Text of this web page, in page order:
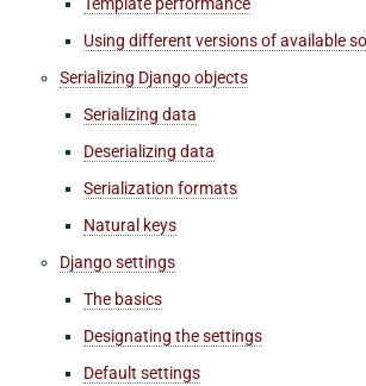
Using different versions of available
Serializing Django objects
Serializing data
Deserializing data
Serialization formats
Natural keys
Django settings
The basics
Designating the settings
Default settings